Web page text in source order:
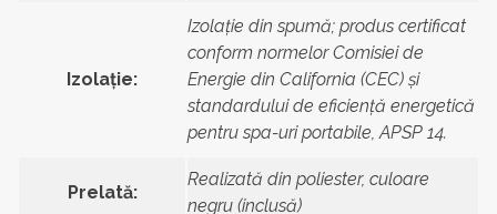
Izolație:
Izolație din spumă; produs certificat
conform normelor Comisiei de
Energie din California (CEC) și
standardului de eficiență energetică
pentru spa-uri portabile, APSP 14.
Prelată:
Realizată din poliester, culoare
negru (inclusă)